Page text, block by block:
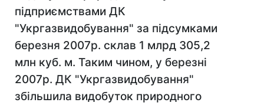
підприємствами ДК
"Укргазвидобування" за підсумками
березня 2007р. склав 1 млрд 305,2
млн куб. м. Таким чином, у березні
2007р. ДК "Укргазвидобування"
збільшила видобуток природного